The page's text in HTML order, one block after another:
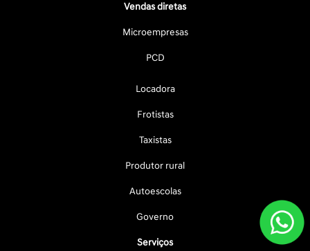
Vendas diretas
Microempresas
PCD
Locadora
Frotistas
Taxistas
Produtor rural
Autoescolas
Governo
Serviços